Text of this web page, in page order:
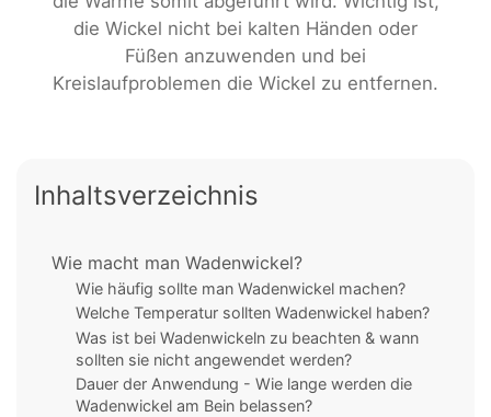
die Wickel nicht bei kalten Händen oder
Füßen anzuwenden und bei
Kreislaufproblemen die Wickel zu entfernen.
Inhaltsverzeichnis
Wie macht man Wadenwickel?
Wie häufig sollte man Wadenwickel machen?
Welche Temperatur sollten Wadenwickel haben?
Was ist bei Wadenwickeln zu beachten & wann
sollten sie nicht angewendet werden?
Dauer der Anwendung - Wie lange werden die
Wadenwickel am Bein belassen?